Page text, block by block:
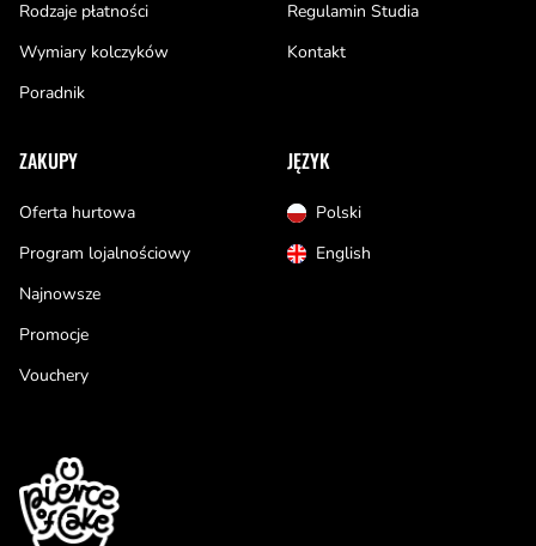
Rodzaje płatności
Wymiary kolczyków
Poradnik
Regulamin Studia
Kontakt
ZAKUPY
Oferta hurtowa
Program lojalnościowy
Najnowsze
Promocje
Vouchery
JĘZYK
Polski
English